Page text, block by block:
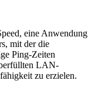
eine Anwendung
mit der die
Ping-Zeiten
LAN-
zu erzielen.